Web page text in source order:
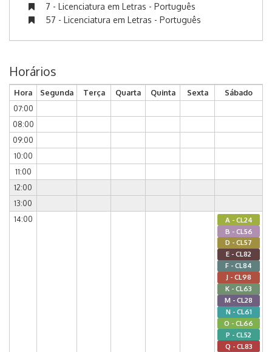
7 - Licenciatura em Letras - Português
57 - Licenciatura em Letras - Português
Horários
Hora Segunda Terça Quarta Quinta Sexta
Sábado
07:00
08:00
09:00
10:00
11:00
12:00
13:00
14:00
A - CL24
B - CL56
D - CL57
E - CL82
F - CL84
J - CL98
K - CL63
M - CL28
N - CL61
O - CL66
P - CL52
Q - CL83